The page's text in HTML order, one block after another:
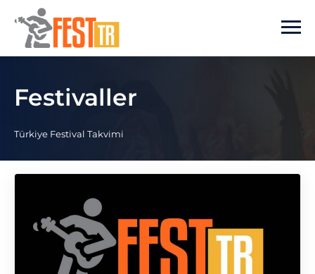
Ana içeriğe atla
Festivaller
Türkiye Festival Takvimi